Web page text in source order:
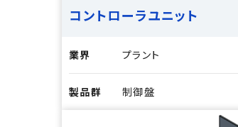
コントローラユニット
業界 プラント
製品群 制御盤